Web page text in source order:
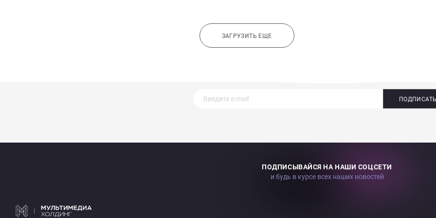
ЗАГРУЗИТЬ ЕЩЕ
ПОДПИСЫВАЙСЯ НА НАШИ СОЦСЕТИ
и будь в курсе всех наших новостей